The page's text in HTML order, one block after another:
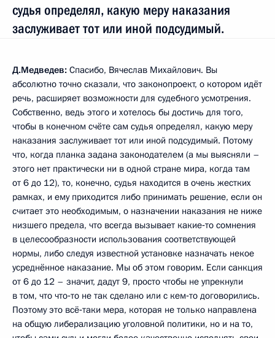
судья определял, какую меру наказания
заслуживает тот или иной подсудимый.
Д.Медведев: Спасибо, Вячеслав Михайлович. Вы
абсолютно точно сказали, что законопроект, о котором идёт
речь, расширяет возможности для судебного усмотрения.
Собственно, ведь этого и хотелось бы достичь для того,
чтобы в конечном счёте сам судья определял, какую меру
наказания заслуживает тот или иной подсудимый. Потому
что, когда планка задана законодателем (а мы выясняли –
этого нет практически ни в одной стране мира, когда там
от 6 до 12), то, конечно, судья находится в очень жестких
рамках, и ему приходится либо принимать решение, если он
считает это необходимым, о назначении наказания не ниже
низшего предела, что всегда вызывает какие‑то сомнения
в целесообразности использования соответствующей
нормы, либо следуя известной установке назначать некое
усреднённое наказание. Мы об этом говорим. Если санкция
от 6 до 12 – значит, дадут 9, просто чтобы не упрекнули
в том, что что‑то не так сделано или с кем‑то договорились.
Поэтому это всё‑таки мера, которая не только направлена
на общую либерализацию уголовной политики, но и на то,